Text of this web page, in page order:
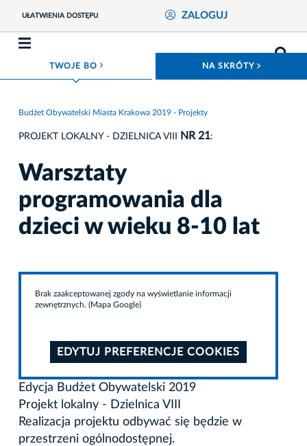
UŁATWIENIA DOSTĘPU ZALOGUJ
TWOJE BO ROZWIŃ MENU NA SKRÓTY
Budżet Obywatelski Miasta Krakowa 2019 - Projekty
PROJEKT LOKALNY - DZIELNICA VIII NR 21:
Warsztaty
programowania dla
dzieci w wieku 8-10 lat
Brak zaakceptowanej zgody na wyświetlanie informacji
zewnętrznych. (Mapa Google)
EDYTUJ PREFERENCJE COOKIES
Edycja Budżet Obywatelski 2019
Projekt lokalny - Dzielnica VIII
Realizacja projektu odbywać się będzie w
przestrzeni ogólnodostępnej.